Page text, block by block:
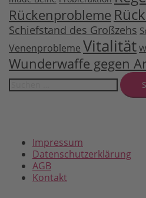
Rückenprobleme
Schiefstand des Großzehs
Venenprobleme Vitalität
Wunderwaffe gegen
Suchen
nach:
Impressum
Datenschutzerklärung
AGB
Kontakt